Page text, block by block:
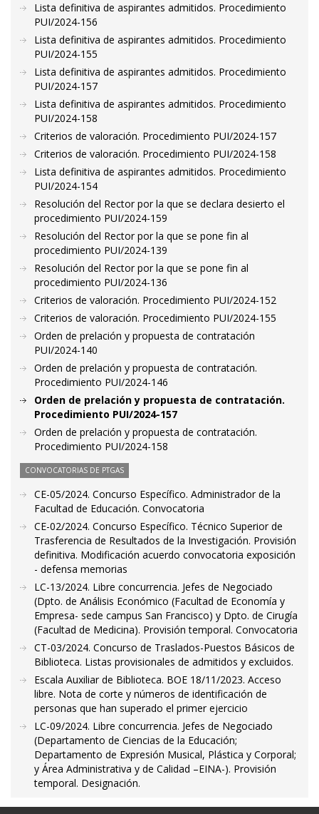
Lista definitiva de aspirantes admitidos. Procedimiento
PUI/2024-156
Lista definitiva de aspirantes admitidos. Procedimiento
PUI/2024-155
Lista definitiva de aspirantes admitidos. Procedimiento
PUI/2024-157
Lista definitiva de aspirantes admitidos. Procedimiento
PUI/2024-158
Criterios de valoración. Procedimiento PUI/2024-157
Criterios de valoración. Procedimiento PUI/2024-158
Lista definitiva de aspirantes admitidos. Procedimiento
PUI/2024-154
Resolución del Rector por la que se declara desierto el
procedimiento PUI/2024-159
Resolución del Rector por la que se pone fin al
procedimiento PUI/2024-139
Resolución del Rector por la que se pone fin al
procedimiento PUI/2024-136
Criterios de valoración. Procedimiento PUI/2024-152
Criterios de valoración. Procedimiento PUI/2024-155
Orden de prelación y propuesta de contratación
PUI/2024-140
Orden de prelación y propuesta de contratación.
Procedimiento PUI/2024-146
Orden de prelación y propuesta de contratación.
Procedimiento PUI/2024-157
Orden de prelación y propuesta de contratación.
Procedimiento PUI/2024-158
CONVOCATORIAS DE PTGAS
CE-05/2024. Concurso Específico. Administrador de la
Facultad de Educación. Convocatoria
CE-02/2024. Concurso Específico. Técnico Superior de
Trasferencia de Resultados de la Investigación. Provisión
definitiva. Modificación acuerdo convocatoria exposición
- defensa memorias
LC-13/2024. Libre concurrencia. Jefes de Negociado
(Dpto. de Análisis Económico (Facultad de Economía y
Empresa- sede campus San Francisco) y Dpto. de Cirugía
(Facultad de Medicina). Provisión temporal. Convocatoria
CT-03/2024. Concurso de Traslados-Puestos Básicos de
Biblioteca. Listas provisionales de admitidos y excluidos.
Escala Auxiliar de Biblioteca. BOE 18/11/2023. Acceso
libre. Nota de corte y números de identificación de
personas que han superado el primer ejercicio
LC-09/2024. Libre concurrencia. Jefes de Negociado
(Departamento de Ciencias de la Educación;
Departamento de Expresión Musical, Plástica y Corporal;
y Área Administrativa y de Calidad –EINA-). Provisión
temporal. Designación.